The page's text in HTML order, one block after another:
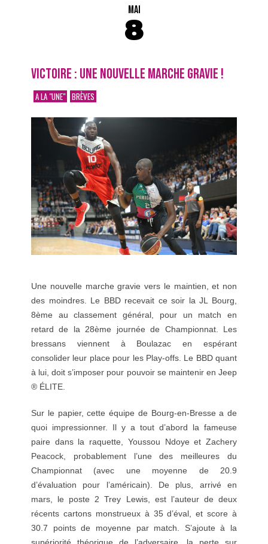
MAI
8
VICTOIRE : UNE NOUVELLE MARCHE GRAVIE !
A LA "UNE" BRÈVES
Une nouvelle marche gravie vers le maintien, et non
des moindres. Le BBD recevait ce soir la JL Bourg,
8ème au classement général, pour un match en
retard de la 28ème journée de Championnat. Les
bressans viennent à Boulazac en espérant
consolider leur place pour les Play-offs. Le BBD quant
à lui, doit s’imposer pour pouvoir se maintenir en Jeep
® ÉLITE.
Sur le papier, cette équipe de Bourg-en-Bresse a de
quoi impressionner. Il y a tout d’abord la fameuse
paire dans la raquette, Youssou Ndoye et Zachery
Peacock, probablement l’une des meilleures du
Championnat (avec une moyenne de 20.9
d’évaluation pour l’américain). De plus, arrivé en
mars, le poste 2 Trey Lewis, est l’auteur de deux
récents cartons monstrueux à 35 d’éval, et score à
30.7 points de moyenne par match. S’ajoute à la